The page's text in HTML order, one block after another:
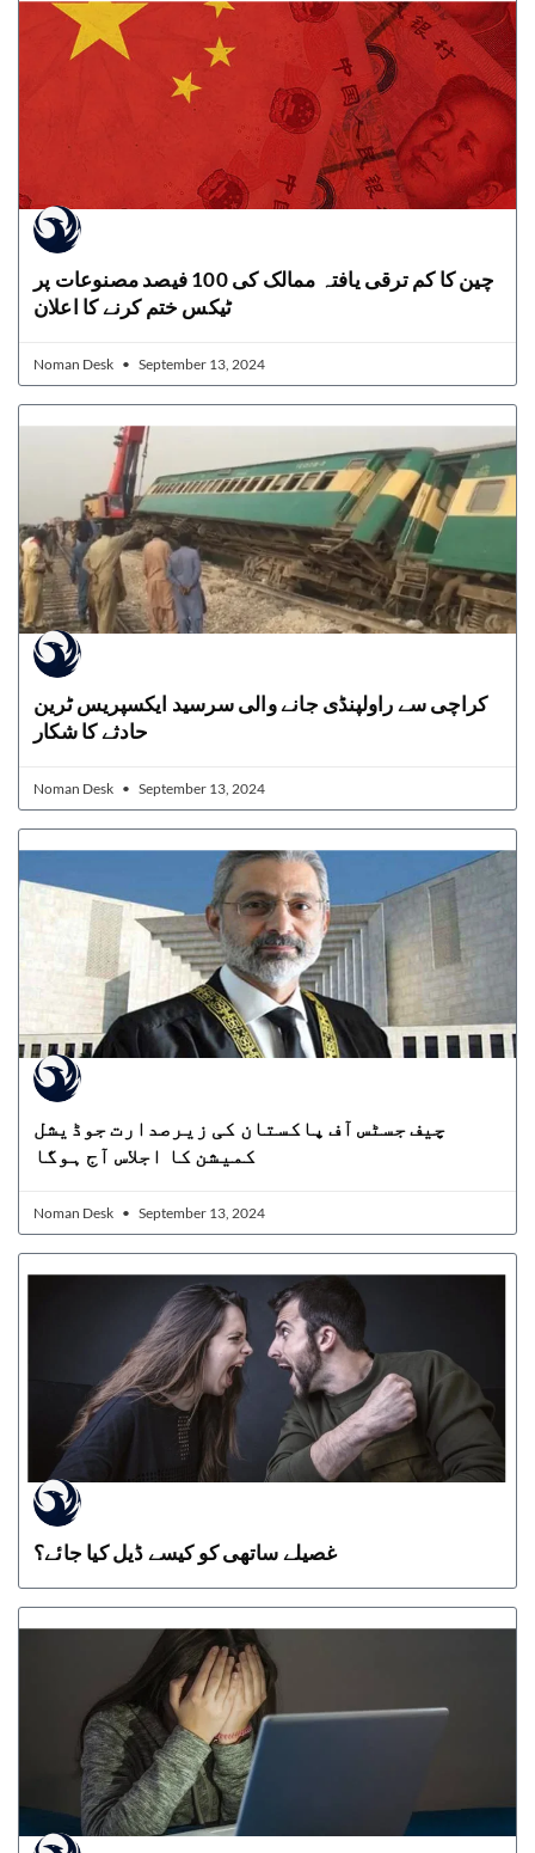
چین کا کم ترقی یافتہ ممالک کی 100 فیصد مصنوعات پر
ٹیکس ختم کرنے کا اعلان
Noman Desk September 13, 2024
کراچی سے راولپنڈی جانے والی سرسید ایکسپریس ٹرین
حادثے کا شکار
Noman Desk September 13, 2024
چیف جسٹس آف پاکستان کی زیرصدارت جوڈیشل
کمیشن کا اجلاس آج ہوگا
Noman Desk September 13, 2024
غصیلے ساتھی کو کیسے ڈیل کیا جائے؟